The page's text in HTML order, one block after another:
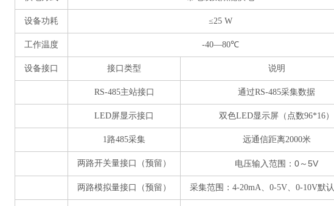
设备功耗 ≤25 W
工作温度 -40—80℃
设备接口 接口类型 说明
RS-485主站接口 通过RS-485采集数据
LED屏显示接口 双色LED显示屏（点数96*16）
1路485采集 远通信距离2000米
两路开关量接口（预留） 电压输入范围 ： 0～5V
两路模拟量接口（预留） 采集范围： 4-20mA、 0-5V、 0-10V默认